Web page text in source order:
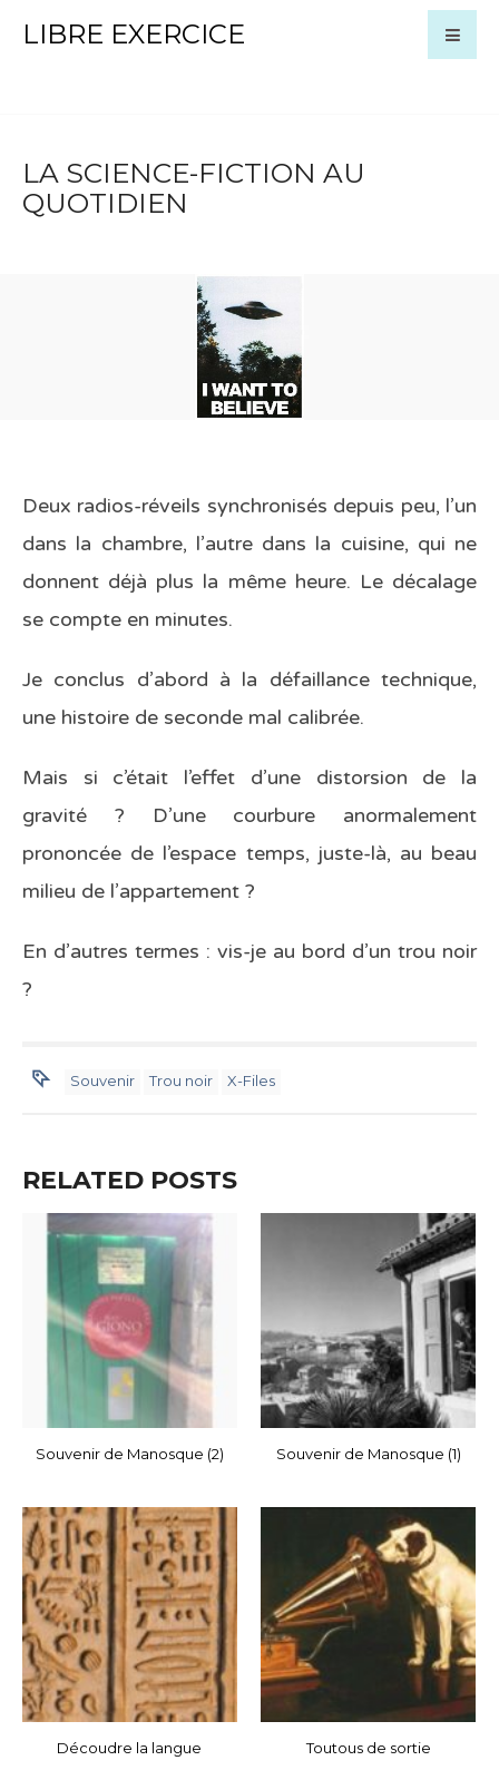
LIBRE EXERCICE
LA SCIENCE-FICTION AU
QUOTIDIEN
Deux radios-réveils synchronisés depuis peu, l’un
dans la chambre, l’autre dans la cuisine, qui ne
donnent déjà plus la même heure. Le décalage
se compte en minutes.
Je conclus d’abord à la défaillance technique,
une histoire de seconde mal calibrée.
Mais si c’était l’effet d’une distorsion de la
gravité ? D’une courbure anormalement
prononcée de l’espace temps, juste-là, au beau
milieu de l’appartement ?
En d’autres termes : vis-je au bord d’un trou noir
?
Souvenir Trou noir X-Files
RELATED POSTS
Souvenir de Manosque (2) Souvenir de Manosque (1)
Découdre la langue Toutous de sortie